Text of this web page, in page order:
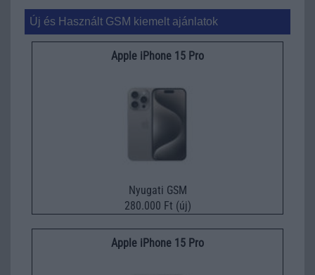
Új és Használt GSM kiemelt ajánlatok
Apple iPhone 15 Pro
Nyugati GSM
280.000 Ft (új)
Apple iPhone 15 Pro